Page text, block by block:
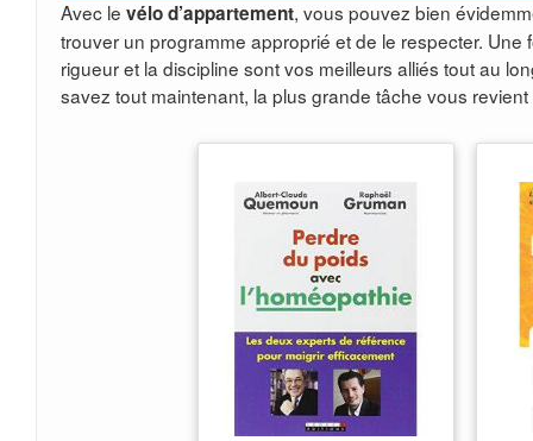
Avec le vélo d’appartement, vous pouvez bien
trouver un programme approprié et de le respecter. Une
rigueur et la discipline sont vos meilleurs alliés tout au
savez tout maintenant, la plus grande tâche vous